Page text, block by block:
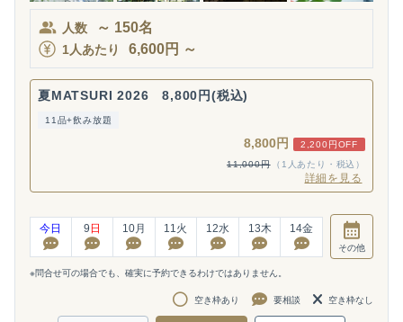
人数 ～ 150名
1人あたり 6,600円 ～
夏MATSURI 2026 8,800円(税込)
11品+飲み放題
8,800円
2,200円OFF
11,000円
（1人あたり・税込）
詳細を見る
今日 9 日 10月 11火 12水 13木 14金
その他
※問合せ可の場合でも、確実に予約できるわけではありません。
空き枠あり 要相談 空き枠なし